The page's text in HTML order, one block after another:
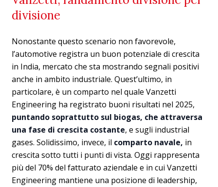
divisione
Nonostante questo scenario non favorevole,
l’automotive registra un buon potenziale di crescita
in India, mercato che sta mostrando segnali positivi
anche in ambito industriale. Quest’ultimo, in
particolare, è un comparto nel quale Vanzetti
Engineering ha registrato buoni risultati nel 2025,
puntando soprattutto sul biogas, che attraversa
una fase di crescita costante, e sugli industrial
gases. Solidissimo, invece, il comparto navale, in
crescita sotto tutti i punti di vista. Oggi rappresenta
più del 70% del fatturato aziendale e in cui Vanzetti
Engineering mantiene una posizione di leadership,